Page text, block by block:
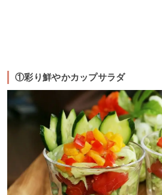
①彩り鮮やかカップサラダ